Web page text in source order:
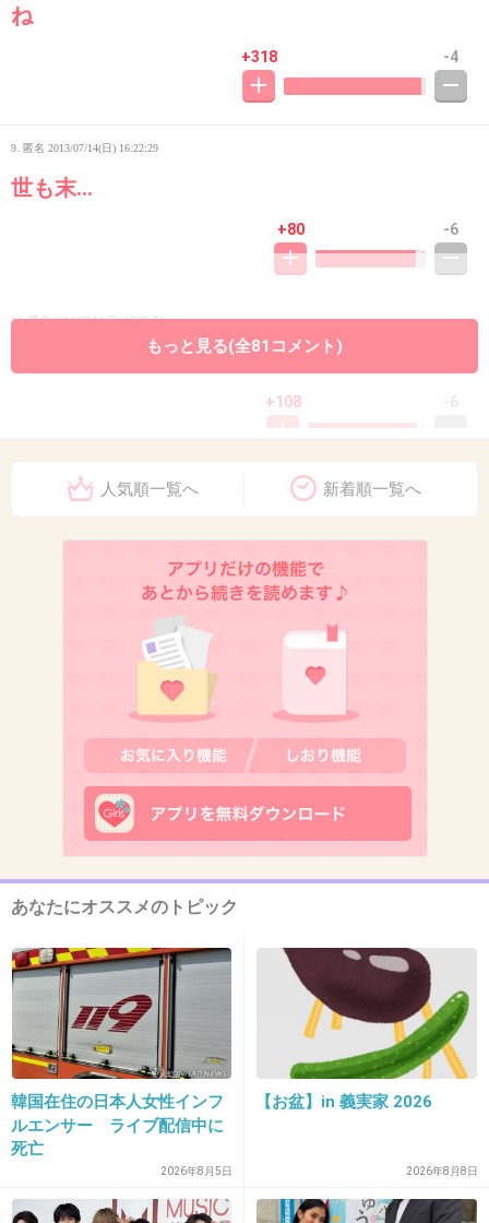
ね
+318 -4
9. 匿名 2013/07/14(日) 16:22:29
世も末...
+80 -6
10. 匿名2013/07/14(日) 16:23:34
はぁこういう事件は本当に嫌だな。
+108
2013/07/14(日) 16:24:31
出典：www7a.biglobe.ne.jp
2013/07/14(日) 16:24:48
異様すぎる事件・・・１６歳がこんな事件を起
こすなんて前代未聞では？
+130 -1
13. 匿名2013/07/14(日) 16:25:15
凶悪犯罪の低年齢化が進んでいるね
時事ドットコム：殺人未遂容疑で中３逮捕
＝路上で女性刺す−埼玉県警
www.jiji.com
埼玉県草加市の路上で４月、帰宅途中の女性が男に刃物で刺される事件
があり、県警草加署などは１３日、殺人未遂容疑で同市の中学３年の少年
（１５）を逮捕した。容疑を認めているといい、同署は動機を調べる。
もっと見る(全81コメント)
人気順一覧へ 新着順一覧へ
あなたにオススメのトピック
韓国在住の日本人女性インフ
ルエンサー ライブ配信中に
死亡
2026年8月5日
【お盆】in 義実家 2026
2026年8月8日